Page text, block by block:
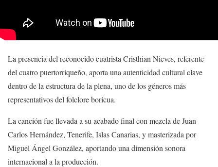
La presencia del reconocido cuatrista Cristhian Nieves, referente
del cuatro puertorriqueño, aporta una autenticidad cultural clave
dentro de la estructura de la plena, uno de los géneros más
representativos del folclore boricua.
La canción fue llevada a su acabado final con mezcla de Juan
Carlos Hernández, Tenerife, Islas Canarias, y masterizada por
Miguel Ángel González, aportando una dimensión sonora
internacional a la producción.